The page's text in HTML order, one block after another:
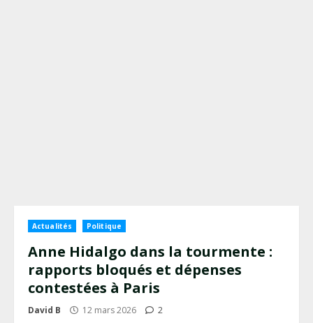
Actualités Politique
Anne Hidalgo dans la tourmente :
rapports bloqués et dépenses
contestées à Paris
David B 12 mars 2026 2